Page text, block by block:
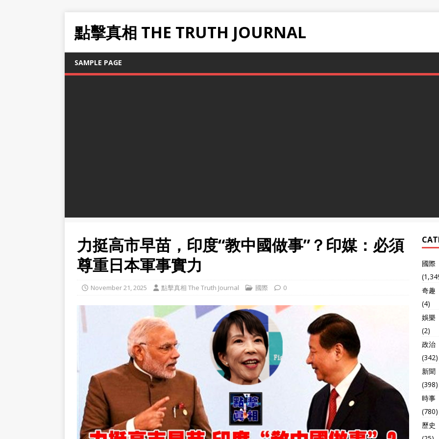
點擊真相 THE TRUTH JOURNAL
SAMPLE PAGE
力挺高市早苗，印度“教中國做事”？印媒：必須
尊重日本軍事實力
November 21, 2025 點擊真相 The Truth Journal 國際 0
國際
奇趣
(4)
娛樂
(2)
政治
(342)
新聞
(398)
時事
(780)
歷史